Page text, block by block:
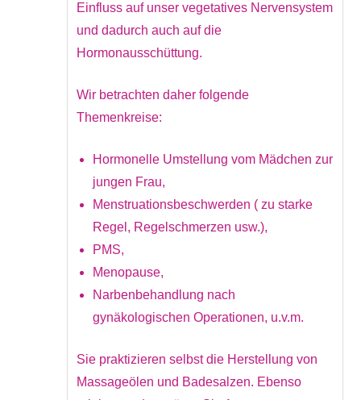
Einfluss auf unser vegetatives Nervensystem
und dadurch auch auf die
Hormonausschüttung.
Wir betrachten daher folgende
Themenkreise:
Hormonelle Umstellung vom Mädchen zur
jungen Frau,
Menstruationsbeschwerden ( zu starke
Regel, Regelschmerzen usw.),
PMS,
Menopause,
Narbenbehandlung nach
gynäkologischen Operationen, u.v.m.
Sie praktizieren selbst die Herstellung von
Massageölen und Badesalzen. Ebenso